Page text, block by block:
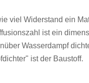
viel Widerstand ein
ist ein
Wasserdampf
ist der Baustoff.